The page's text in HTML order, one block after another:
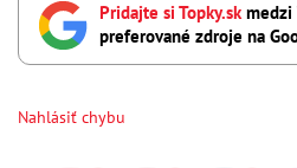
Pridajte si Topky.skmedzi
preferované zdroje na
Nahlásiť chybu